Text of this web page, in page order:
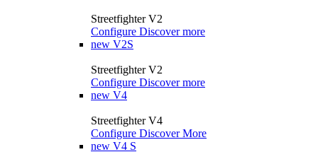
Streetfighter V2
Configure Discover more
new V2S
Streetfighter V2
Configure Discover more
new V4
Streetfighter V4
Configure Discover More
new V4 S